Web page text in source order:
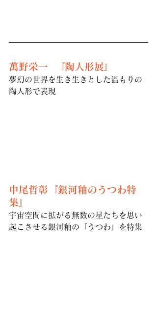
萬野栄一  『陶人形展』
夢幻の世界を生き生きとした温もりの
陶人形で表現
中尾哲彰『銀河釉のうつわ特
集』
宇宙空間に拡がる無数の星たちを思い
起こさせる銀河釉の「うつわ」を特集